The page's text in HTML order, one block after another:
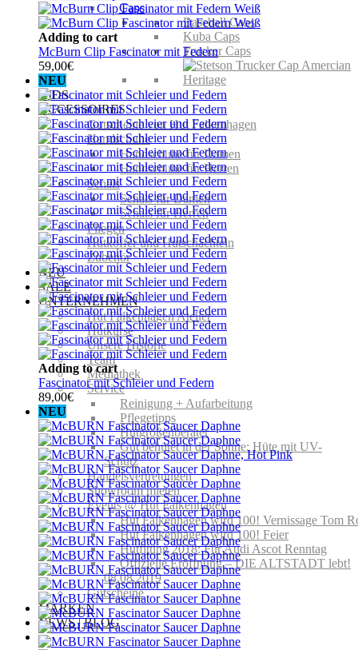
Caps
Baseball Caps
Kuba Caps
Trucker Caps
KIDS
ACCESSOIRES
Gutscheine von Hut Falkenhagen
Handschuhe
Handschuhe für Damen
Handschuhe für Herren
Schals
Schals für Damen
Schals für Herren
Fliegen
Hutkoffer und Hutschachteln
Zubehör
NEU
SALE
UNTERNEHMEN
Hut Falkenhagen Atelier
Hutkurse
Unsere Historie
Team
Mediathek
Service
Reinigung + Aufarbeitung
Pflegetipps
Hutgrößenberater
Gut behütet in der Sonne: Hüte mit UV-
Schutz
Handelsvertretungen
Showroom mieten
Events @ Hut Falkenhagen
Hut Falkenhagen wird 100! Vernissage Tom
Hut Falkenhagen wird 100! Feier
Hutfitting 2018: Für Audi Ascot Renntag
Offizielle Eröffnung – DIE ALTSTADT lebt!
08.08.2019
Gutscheine
MARKEN
NEWS | BLOG
Adding to cart
McBurn Clip Fascinator mit Federn
59,00€
NEU
Adding to cart
Fascinator mit Schleier und Federn
89,00€
NEU